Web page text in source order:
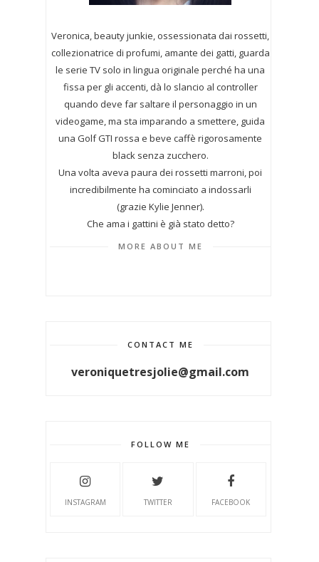
Veronica, beauty junkie, ossessionata dai rossetti,
collezionatrice di profumi, amante dei gatti, guarda
le serie TV solo in lingua originale perché ha una
fissa per gli accenti, dà lo slancio al controller
quando deve far saltare il personaggio in un
videogame, ma sta imparando a smettere, guida
una Golf GTI rossa e beve caffè rigorosamente
black senza zucchero.
Una volta aveva paura dei rossetti marroni, poi
incredibilmente ha cominciato a indossarli
(grazie Kylie Jenner).
Che ama i gattini è già stato detto?
MORE ABOUT ME
CONTACT ME
veroniquetresjolie@gmail.com
FOLLOW ME
INSTAGRAM TWITTER FACEBOOK